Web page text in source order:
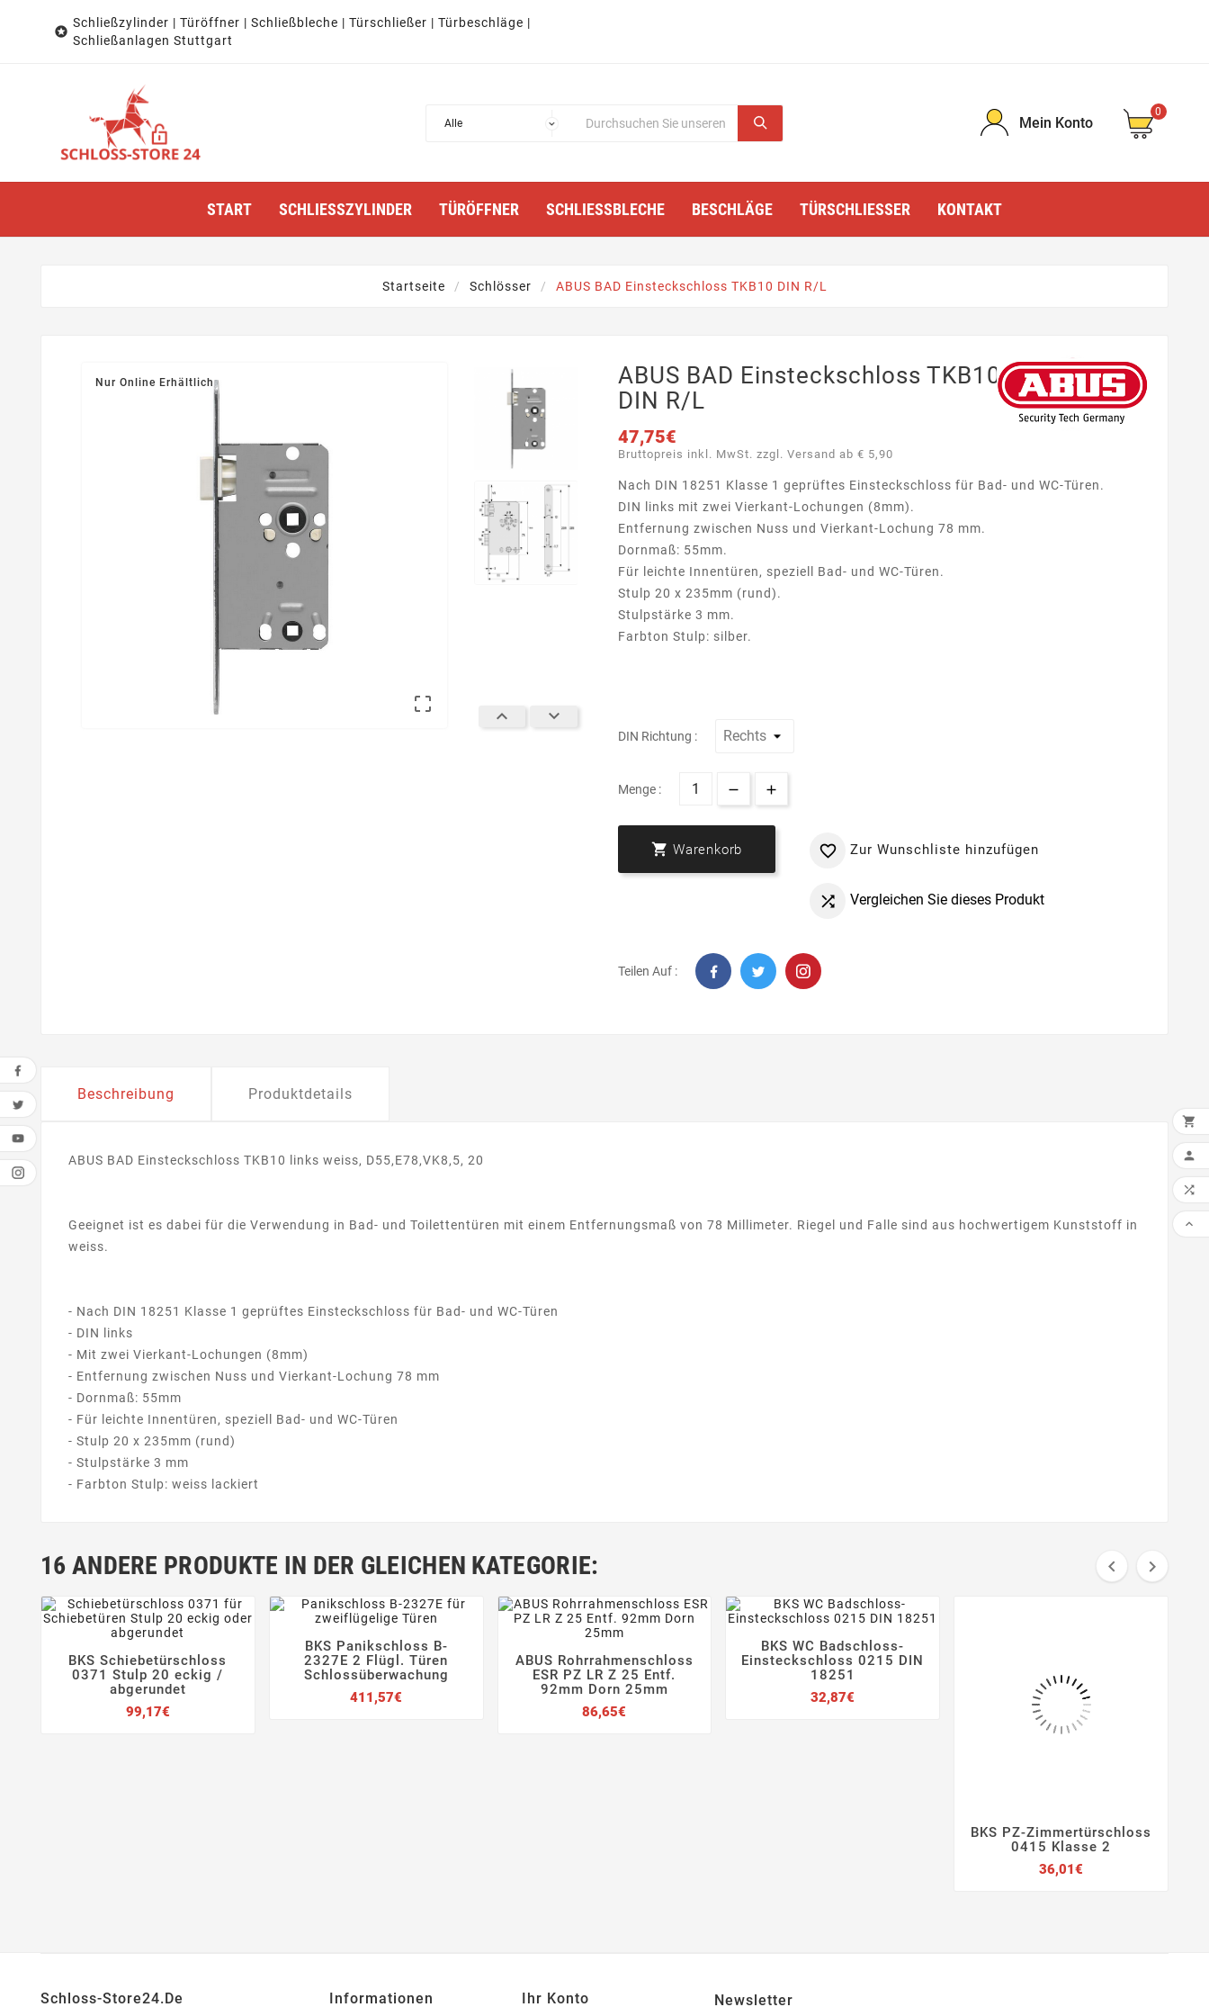

Schließzylinder | Türöffner | Schließbleche | Türschließer | Türbeschläge |
Schließanlagen Stuttgart
Mein Konto
0
START SCHLIESSZYLINDER TÜRÖFFNER SCHLIESSBLECHE BESCHLÄGE TÜRSCHLIESSER KONTAKT
Startseite Schlösser ABUS BAD Einsteckschloss TKB10 DIN R/L
Nur Online Erhältlich

 
ABUS BAD Einsteckschloss TKB10
DIN R/L
47,75€
Bruttopreis inkl. MwSt. zzgl. Versand ab € 5,90
Nach DIN 18251 Klasse 1 geprüftes Einsteckschloss für Bad- und WC-Türen.
DIN links mit zwei Vierkant-Lochungen (8mm).
Entfernung zwischen Nuss und Vierkant-Lochung 78 mm.
Dornmaß: 55mm.
Für leichte Innentüren, speziell Bad- und WC-Türen.
Stulp 20 x 235mm (rund).
Stulpstärke 3 mm.
Farbton Stulp: silber.
DIN Richtung :
Menge :
 Warenkorb  Zur Wunschliste hinzufügen
 Vergleichen Sie dieses Produkt
Teilen Auf :
Beschreibung Produktdetails
ABUS BAD Einsteckschloss TKB10 links weiss, D55,E78,VK8,5, 20
Geeignet ist es dabei für die Verwendung in Bad- und Toilettentüren mit einem Entfernungsmaß von 78 Millimeter. Riegel und Falle sind aus hochwertigem Kunststoff in
weiss.
- Nach DIN 18251 Klasse 1 geprüftes Einsteckschloss für Bad- und WC-Türen
- DIN links
- Mit zwei Vierkant-Lochungen (8mm)
- Entfernung zwischen Nuss und Vierkant-Lochung 78 mm
- Dornmaß: 55mm
- Für leichte Innentüren, speziell Bad- und WC-Türen
- Stulp 20 x 235mm (rund)
- Stulpstärke 3 mm
- Farbton Stulp: weiss lackiert
16 ANDERE PRODUKTE IN DER GLEICHEN KATEGORIE:  
   
BKS Schiebetürschloss
0371 Stulp 20 eckig /
abgerundet
99,17€Preis
   
BKS Panikschloss B-
2327E 2 Flügl. Türen
Schlossüberwachung
411,57€
   
ABUS Rohrrahmenschloss
ESR PZ LR Z 25 Entf.
92mm Dorn 25mm
86,65€
   
BKS WC Badschloss-
Einsteckschloss 0215 DIN
18251
32,87€
 
BKS PZ-Zimmertürschloss
0415 Klasse 2
36,01€
Schloss-Store24.de Informationen Ihr Konto Newsletter



